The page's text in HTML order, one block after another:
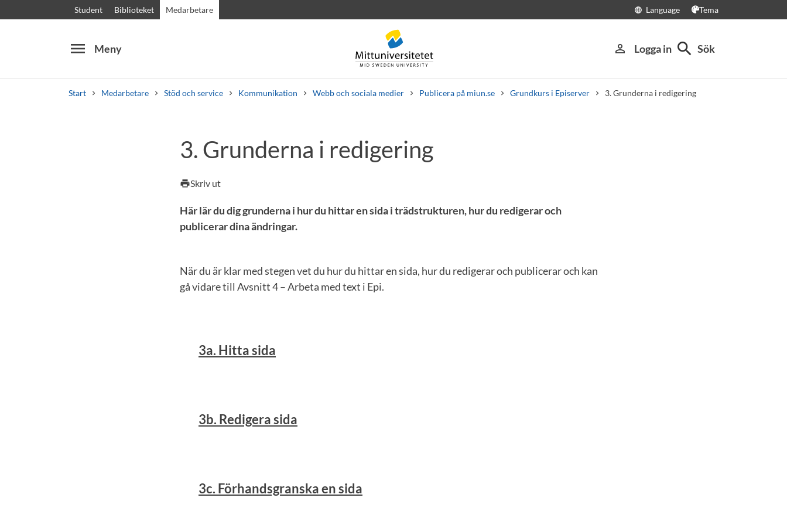
Student Biblioteket Medarbetare language Language Tema
menu Meny person_outline Logga in search Sök
Start Medarbetare Stöd och service Kommunikation Webb och sociala medier Publicera på miun.se Grundkurs i Episerver 3. Grunderna i redigering
KursplanerVälkomstbrevPersonal Lediga jobb
3. Grunderna i redigering
printSkriv ut
Här lär du dig grunderna i hur du hittar en sida i trädstrukturen, hur du redigerar och
publicerar dina ändringar.
När du är klar med stegen vet du hur du hittar en sida, hur du redigerar och publicerar och kan
gå vidare till Avsnitt 4 – Arbeta med text i Epi.
3a. Hitta sida
3b. Redigera sida
3c. Förhandsgranska en sida